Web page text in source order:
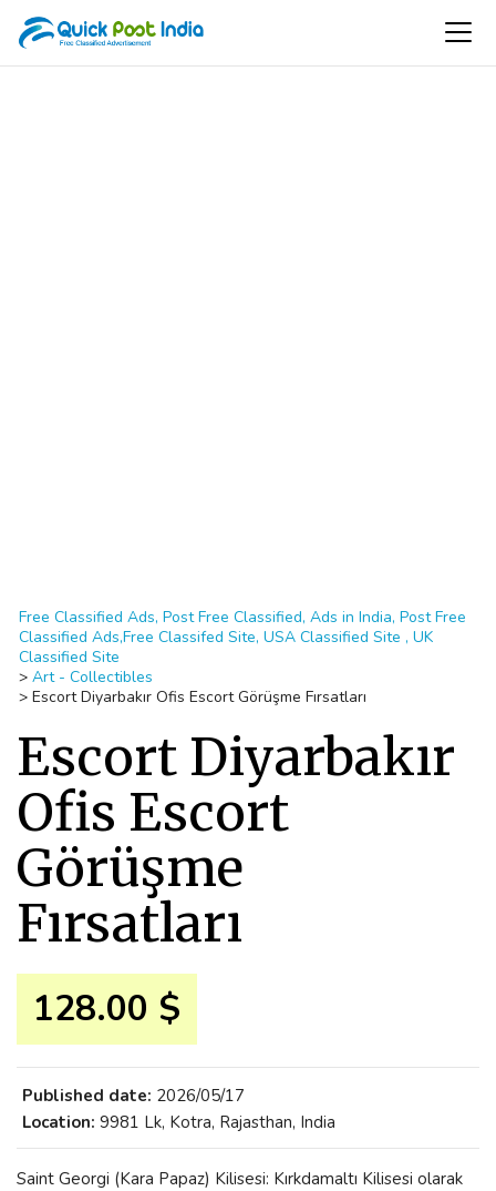
Free Classified Ads, Post Free Classified, Ads in India, Post Free
Classified Ads,Free Classifed Site, USA Classified Site , UK
Classified Site
> Art - Collectibles
> Escort Diyarbakır Ofis Escort Görüşme Fırsatları
Escort Diyarbakır
Ofis Escort
Görüşme
Fırsatları
128.00 $
Published date: 2026/05/17
Location: 9981 Lk, Kotra, Rajasthan, India
Saint Georgi (Kara Papaz) Kilisesi: Kırkdamaltı Kilisesi olarak